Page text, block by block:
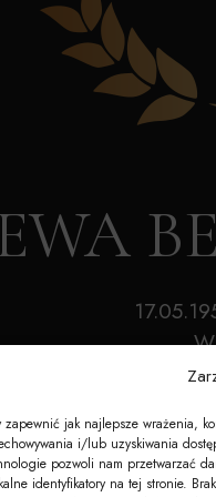
zapewnić jak najlepsze wrażenia,
i/lub uzyskiwania
pozwoli nam przetwarzać
identyfikatory na tej stronie.
e-